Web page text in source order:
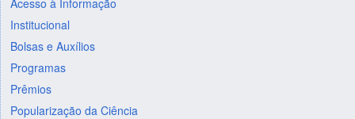
Institucional
Bolsas e Auxílios
Programas
Prêmios
Popularização da Ciência